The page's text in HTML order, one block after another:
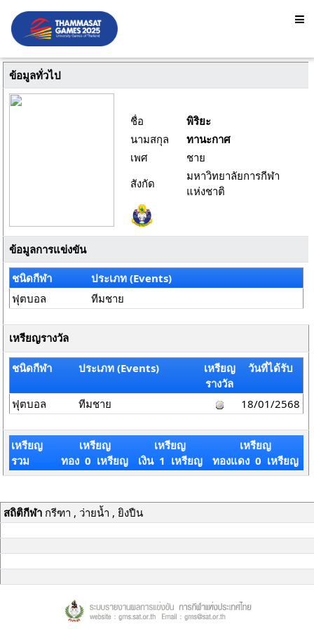
ข้อมูลทั่วไป
ชื่อ
พิริยะ
นามสกุล
ทานะกาศ
เพศ
ชาย
สังกัด
มหาวิทยาลัยการกีฬา
แห่งชาติ
ข้อมูลการแข่งขัน
ชนิดกีฬา
ประเภท (Events)
ฟุตบอล
ทีมชาย
เหรียญรางวัล
ชนิดกีฬา ประเภท (Events)
เหรียญ
รางวัล
วันที่ได้รับ
ฟุตบอล ทีมชาย 18/01/2568
เหรียญ
รวม
เหรียญ
ทอง 0 เหรียญ
เหรียญ
เงิน 1 เหรียญ
เหรียญ
ทองแดง 0 เหรียญ
สถิติกีฬากรีฑา , ว่ายน้ำ , ยิงปืน